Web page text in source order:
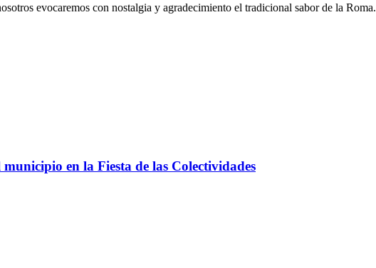
en la Fiesta de las Colectividades
evocaremos con nostalgia y agradecimiento el tradicional sabor de la Roma.